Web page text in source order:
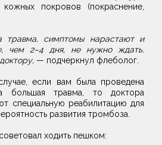
покровов (покраснение,
симптомы нарастают и
чем 2–4 дня, не нужно ждать.
— подчеркнул флеболог.
если вам была проведена
большая травма, то доктора
специальную реабилитацию для
развития тромбоза.
ходить пешком: